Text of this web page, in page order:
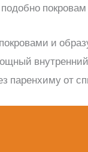
и
паренхиму от